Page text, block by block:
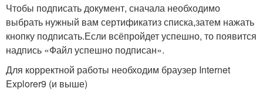
Чтобы подписать документ, сначала необходимо
выбрать нужный вам сертификатиз списка,затем нажать
кнопку подписать.Если всёпройдет успешно, то появится
надпись «Файл успешно подписан».
Для корректной работы необходим браузер Internet
Explorer9 (и выше)